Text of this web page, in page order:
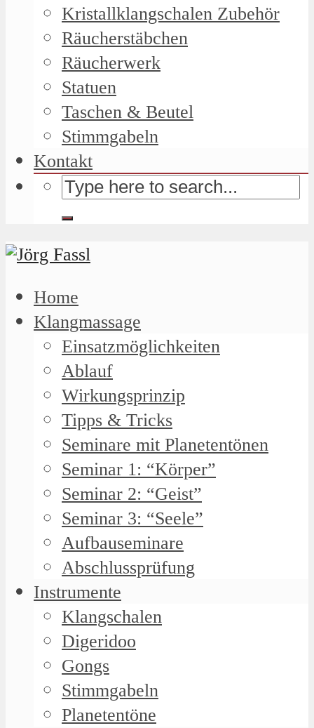
Kristallklangschalen Zubehör
Räucherstäbchen
Räucherwerk
Statuen
Taschen & Beutel
Stimmgabeln
Kontakt
Home
Klangmassage
Einsatzmöglichkeiten
Ablauf
Wirkungsprinzip
Tipps & Tricks
Seminare mit Planetentönen
Seminar 1: “Körper”
Seminar 2: “Geist”
Seminar 3: “Seele”
Aufbauseminare
Abschlussprüfung
Instrumente
Klangschalen
Digeridoo
Gongs
Stimmgabeln
Planetentöne